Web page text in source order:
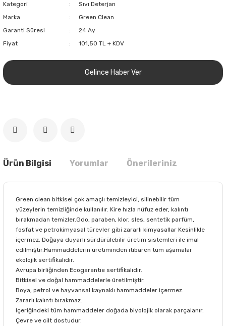
Kategori
Sıvı Deterjan
Marka
Green Clean
Garanti Süresi
24 Ay
Fiyat
101,50 TL + KDV
Gelince Haber Ver
Ürün Bilgisi Yorumlar Önerileriniz
Green clean bitkisel çok amaçlı temizleyici, silinebilir tüm
yüzeylerin temizliğinde kullanılır. Kire hızla nüfuz eder, kalıntı
bırakmadan temizler.Gdo, paraben, klor, sles, sentetik parfüm,
fosfat ve petrokimyasal türevler gibi zararlı kimyasallar Kesinlikle
içermez. Doğaya duyarlı sürdürülebilir üretim sistemleri ile imal
edilmiştir.Hammaddelerin üretiminden itibaren tüm aşamalar
ekolojik sertifikalıdır.
Avrupa birliğinden Ecogarantıe sertifikalıdır.
Bitkisel ve doğal hammaddelerle üretilmiştir.
Boya, petrol ve hayvansal kaynaklı hammaddeler içermez.
Zararlı kalıntı bırakmaz.
Içeriğindeki tüm hammaddeler doğada biyolojik olarak parçalanır.
Çevre ve cilt dostudur.